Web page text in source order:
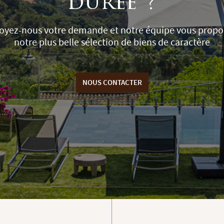
nous votre demande et notre équipe vous
notre plus belle sélection de biens de caractère
NOUS CONTACTER